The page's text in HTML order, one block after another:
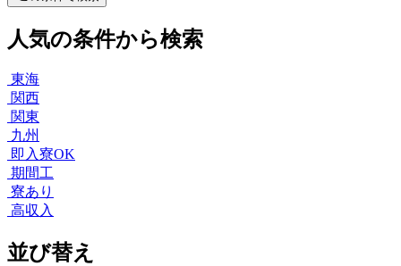
人気の条件から検索
東海
関西
関東
九州
即入寮OK
期間工
寮あり
高収入
並び替え